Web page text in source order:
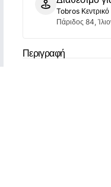
Tobros
Πάριδος 84,
Περιγραφή
Το